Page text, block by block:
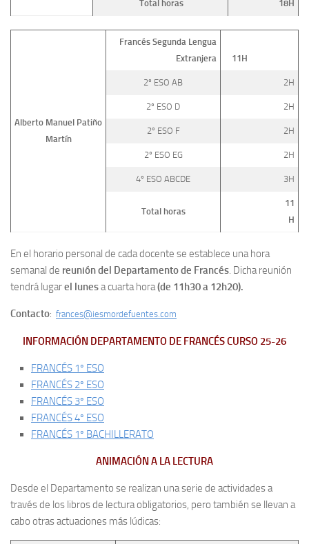
Total horas 18H
Alberto Manuel Patiño
Martín
Francés Segunda Lengua
Extranjera
11H
2º ESO AB 2H
2º ESO D 2H
2º ESO F 2H
2º ESO EG 2H
4º ESO ABCDE 3H
Total horas
11
H
En el horario personal de cada docente se establece una hora
semanal de reunión del Departamento de Francés. Dicha reunión
tendrá lugarel lunesa cuarta hora(de 11h30 a 12h20).
Contacto: frances@iesmordefuentes.com
INFORMACIÓN DEPARTAMENTO DE FRANCÉS CURSO 25-26
FRANCÉS 1º ESO
FRANCÉS 2º ESO
FRANCÉS 3º ESO
FRANCÉS 4º ESO
FRANCÉS 1º BACHILLERATO
ANIMACIÓN A LA LECTURA
Desde el Departamento se realizan una serie de actividades a
través de los libros de lectura obligatorios, pero también se llevan a
cabo otras actuaciones más lúdicas: